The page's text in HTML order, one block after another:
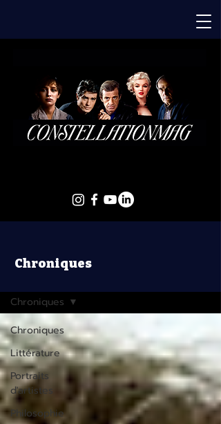
Chroniques
Littérature
Portraits
d'artistes
Philosophie
Chroniques
Chroniques